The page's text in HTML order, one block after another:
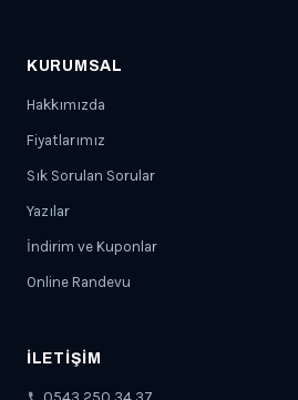
KURUMSAL
Hakkımızda
Fiyatlarımız
Sık Sorulan Sorular
Yazılar
İndirim ve Kuponlar
Online Randevu
İLETIŞIM